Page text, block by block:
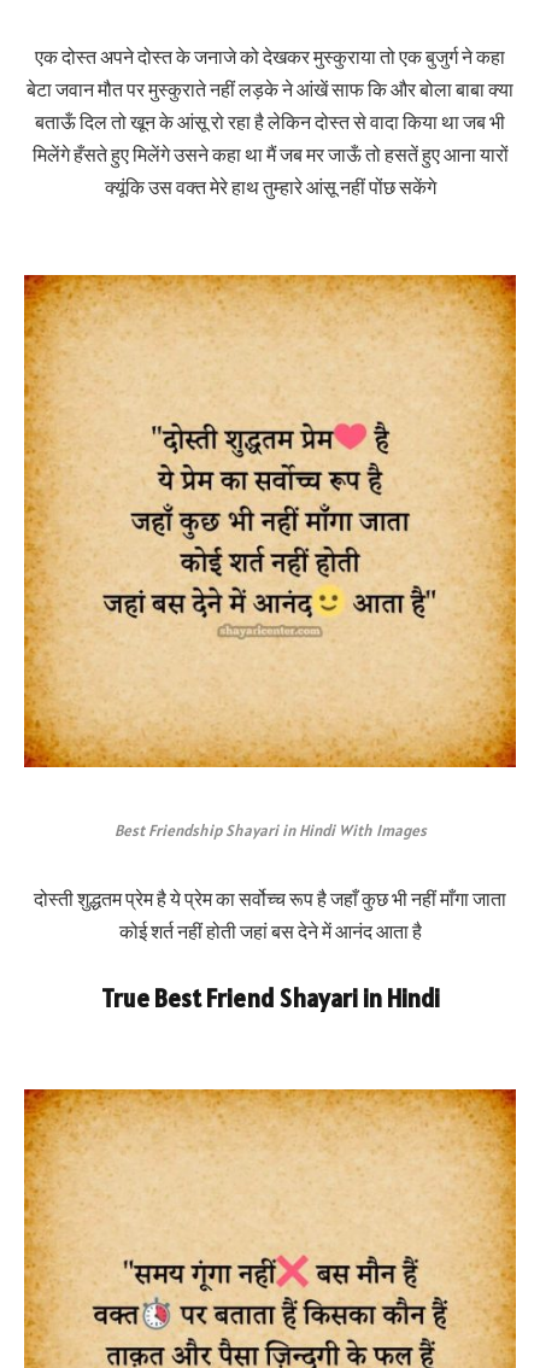
एक दोस्त अपने दोस्त के जनाजे को देखकर मुस्कुराया तो एक बुजुर्ग ने कहा
बेटा जवान मौत पर मुस्कुराते नहीं लड़के ने आंखें साफ कि और बोला बाबा क्या
बताऊँ दिल तो खून के आंसू रो रहा है लेकिन दोस्त से वादा किया था जब भी
मिलेंगे हँसते हुए मिलेंगे उसने कहा था मैं जब मर जाऊँ तो हसतें हुए आना यारों
क्यूंकि उस वक्त मेरे हाथ तुम्हारे आंसू नहीं पोंछ सकेंगे
Best Friendship Shayari in Hindi With Images
दोस्ती शुद्धतम प्रेम है ये प्रेम का सर्वोच्च रूप है जहाँ कुछ भी नहीं माँगा जाता
कोई शर्त नहीं होती जहां बस देने में आनंद आता है
True Best Friend Shayari in Hindi